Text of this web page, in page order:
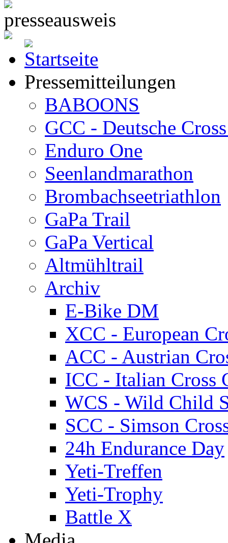
Pressemitteilungen
BABOONS
GCC - Deutsche
Enduro One
Seenlandmarathon
Brombachseetriathlon
GaPa Trail
GaPa Vertical
Altmühltrail
Archiv
E-Bike DM
XCC - European
ACC - Austrian
ICC - Italian Cross
WCS - Wild Child
SCC - Simson
24h Endurance Day
Yeti-Treffen
Yeti-Trophy
Battle X